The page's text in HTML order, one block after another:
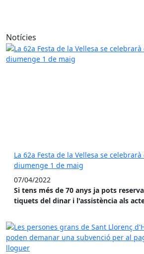
Notícies
La 62a Festa de la Vellesa se celebrarà
diumenge 1 de maig
07/04/2022
Si tens més de 70 anys ja pots
tiquets del dinar i l'assistència als